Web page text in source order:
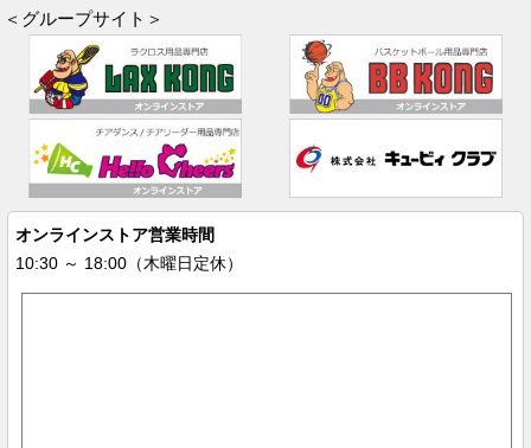
＜グループサイト＞
オンラインストア営業時間
10:30 ～ 18:00（木曜日定休）